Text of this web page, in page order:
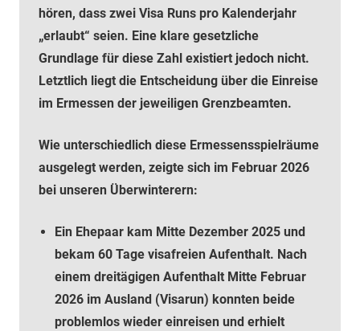
hören, dass zwei Visa Runs pro Kalenderjahr
„erlaubt“ seien. Eine klare gesetzliche
Grundlage für diese Zahl existiert jedoch nicht.
Letztlich liegt die Entscheidung über die Einreise
im Ermessen der jeweiligen Grenzbeamten.
Wie unterschiedlich diese Ermessensspielräume
ausgelegt werden, zeigte sich im Februar 2026
bei unseren Überwinterern:
Ein Ehepaar kam Mitte Dezember 2025 und
bekam 60 Tage visafreien Aufenthalt. Nach
einem dreitägigen Aufenthalt Mitte Februar
2026 im Ausland (Visarun) konnten beide
problemlos wieder einreisen und erhielt